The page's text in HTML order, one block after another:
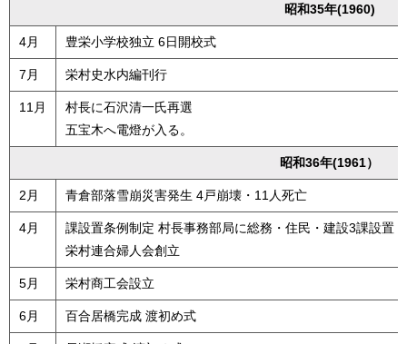
昭和35年(1960)
4月 豊栄小学校独立 6日開校式
7月 栄村史水内編刊行
11月
村長に石沢清一氏再選
五宝木へ電燈が入る。
昭和36年(1961）
2月 青倉部落雪崩災害発生 4戸崩壊・11人死亡
4月
課設置条例制定 村長事務部局に総務・住民・建設3課設置
栄村連合婦人会創立
5月 栄村商工会設立
6月 百合居橋完成 渡初め式